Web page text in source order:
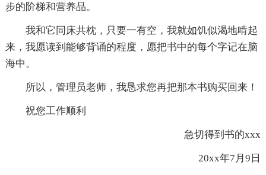
步的阶梯和营养品。
我和它同床共枕，只要一有空，我就如饥似渴地啃起
来，我愿读到能够背诵的程度，愿把书中的每个字记在脑
海中。
所以，管理员老师，我恳求您再把那本书购买回来！
祝您工作顺利
急切得到书的xxx
20xx年7月9日